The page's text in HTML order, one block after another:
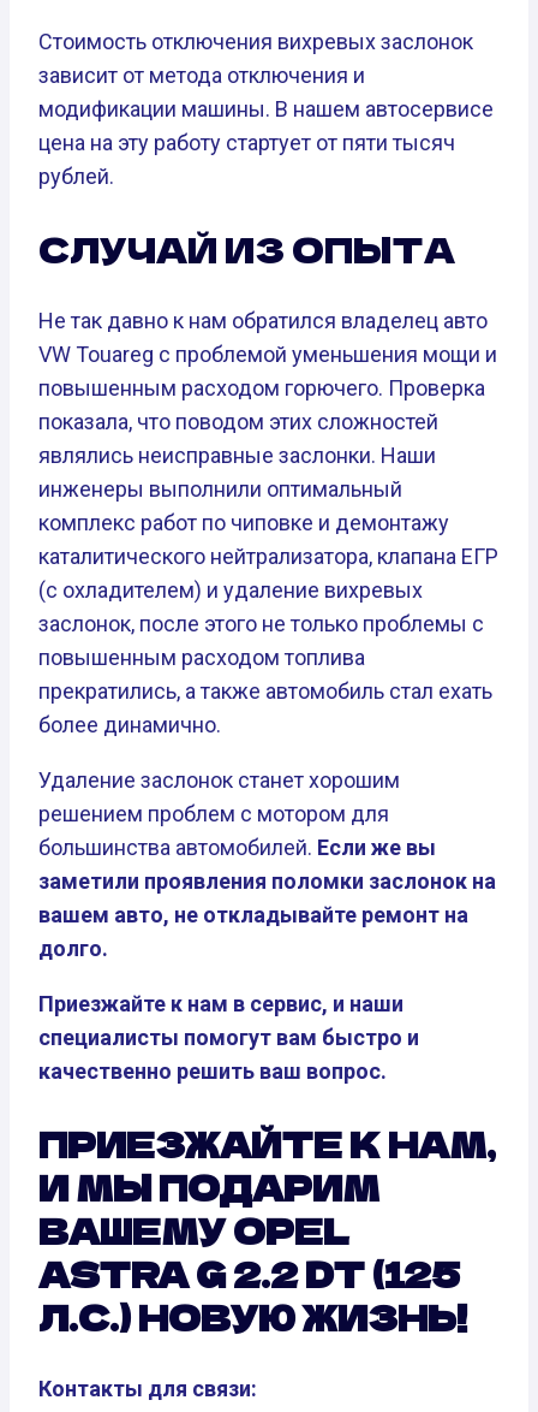
Стоимость отключения вихревых заслонок
зависит от метода отключения и
модификации машины. В нашем автосервисе
цена на эту работу стартует от пяти тысяч
рублей.
СЛУЧАЙ ИЗ ОПЫТА
Не так давно к нам обратился владелец авто
VW Touareg с проблемой уменьшения мощи и
повышенным расходом горючего. Проверка
показала, что поводом этих сложностей
являлись неисправные заслонки. Наши
инженеры выполнили оптимальный
комплекс работ по чиповке и демонтажу
каталитического нейтрализатора, клапана ЕГР
(с охладителем) и удаление вихревых
заслонок, после этого не только проблемы с
повышенным расходом топлива
прекратились, а также автомобиль стал ехать
более динамично.
Удаление заслонок станет хорошим
решением проблем с мотором для
большинства автомобилей. Если же вы
заметили проявления поломки заслонок на
вашем авто, не откладывайте ремонт на
долго.
Приезжайте к нам в сервис, и наши
специалисты помогут вам быстро и
качественно решить ваш вопрос.
ПРИЕЗЖАЙТЕ К НАМ,
И МЫ ПОДАРИМ
ВАШЕМУ OPEL
ASTRA G 2.2 DT (125
Л.С.) НОВУЮ ЖИЗНЬ!
Контакты для связи: